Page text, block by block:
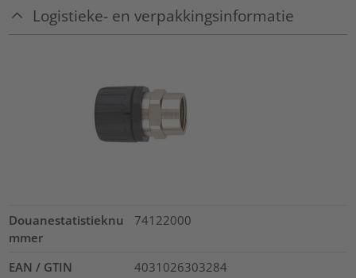
Logistieke- en verpakkingsinformatie
Douanestatistieknu
mmer
74122000
EAN / GTIN
4031026303284